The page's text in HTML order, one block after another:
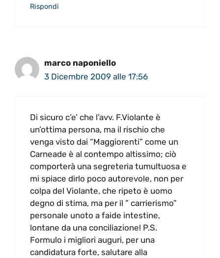
Rispondi
marco naponiello
3 Dicembre 2009 alle 17:56
Di sicuro c’e’ che l’avv. F.Violante è
un’ottima persona, ma il rischio che
venga visto dai “Maggiorenti” come un
Carneade è al contempo altissimo; ciò
comporterà una segreteria tumultuosa e
mi spiace dirlo poco autorevole, non per
colpa del Violante, che ripeto è uomo
degno di stima, ma per il ” carrierismo”
personale unoto a faide intestine,
lontane da una conciliazione! P.S.
Formulo i migliori auguri, per una
candidatura forte, salutare alla